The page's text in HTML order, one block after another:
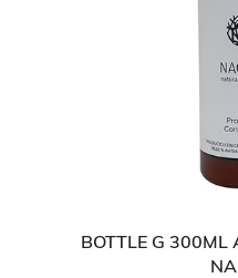
BOTTLE G 300ML